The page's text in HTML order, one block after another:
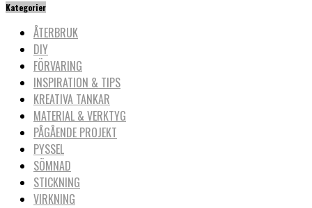
Kategorier
ÅTERBRUK
DIY
FÖRVARING
INSPIRATION & TIPS
KREATIVA TANKAR
MATERIAL & VERKTYG
PÅGÅENDE PROJEKT
PYSSEL
SÖMNAD
STICKNING
VIRKNING